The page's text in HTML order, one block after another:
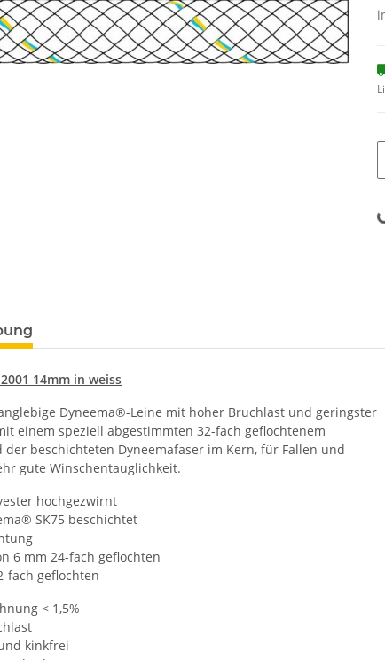
14mm in weiss
Dyneema®-Leine mit hoher Bruchlast und geringster
einem speziell abgestimmten 32-fach geflochtenem
der beschichteten Dyneemafaser im Kern, für Fallen und
gute Winschentauglichkeit.
hochgezwirnt
SK75 beschichtet
6 mm 24-fach geflochten
fach geflochten
< 1,5%
kinkfrei